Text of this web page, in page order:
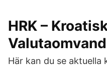
HRK –
Här kan du se